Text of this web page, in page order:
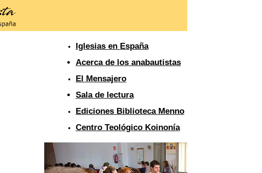
Iglesias en España
Acerca de los anabautistas
El Mensajero
Sala de lectura
Ediciones Biblioteca Menno
Centro Teológico Koinonía